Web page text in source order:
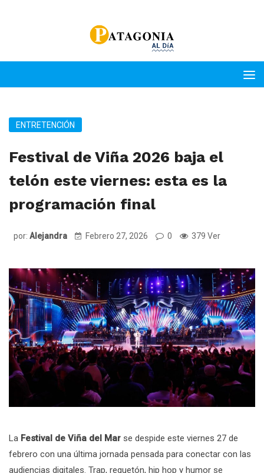
ENTRETENCIÓN
Festival de Viña 2026 baja el
telón este viernes: esta es la
programación final
por: Alejandra Febrero 27, 2026 0 379 Ver
La Festival de Viña del Mar se despide este viernes 27 de
febrero con una última jornada pensada para conectar con las
audiencias digitales. Trap, reguetón, hip hop y humor se